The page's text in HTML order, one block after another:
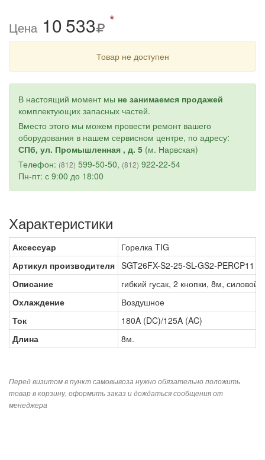
Цена 10533 *
Товар не доступен
В настоящий момент мы не занимаемся продажей
комплектующих запасных частей.
Вместо этого мы можем провести ремонт вашего
оборудования в нашем сервисном центре, по адресу:
СПб, ул. Промышленная , д. 5 (м. Нарвская)
Телефон: (812) 599-50-50, (812) 922-22-54
Пн-пт: с 9:00 до 18:00
Характеристики
Аксессуар
Горелка TIG
Артикул производителя SGT26FX-S2-25-SL-GS2-PERCP11
Описание
гибкий гусак, 2 кнопки, 8м,
Охлаждение
Воздушное
Ток
180A (DC)/125A (AC)
Длина
8м.
Перед визитом в пункт самовывоза нужно обязательно положить
товар в корзину, оформить заказ и дождаться сообщения от
менеджера